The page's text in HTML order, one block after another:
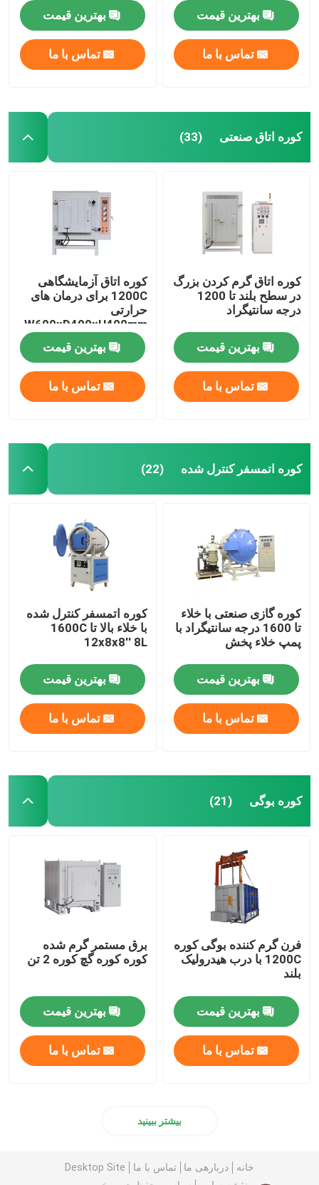
بهترین قیمت
تماس با ما
بهترین قیمت
تماس با ما
کوره اتاق صنعتی (33)
کوره اتاق گرم کردن بزرگ
در سطح بلند تا 1200
درجه سانتیگراد
بهترین قیمت
تماس با ما
کوره اتاق آزمایشگاهی
1200C برای درمان های
حرارتی
W600xD400xH400mm
بهترین قیمت
تماس با ما
کوره اتمسفر کنترل شده (22)
کوره گازی صنعتی با خلاء
تا 1600 درجه سانتیگراد با
پمپ خلاء پخش
بهترین قیمت
تماس با ما
کوره اتمسفر کنترل شده
با خلاء بالا تا 1600C
12x8x8′′ 8L
بهترین قیمت
تماس با ما
کوره بوگی (21)
فرن گرم کننده بوگی کوره
1200C با درب هیدرولیک
بلند
بهترین قیمت
تماس با ما
برق مستمر گرم شده
کوره کوره گچ کوره 2 تن
بهترین قیمت
تماس با ما
بیشتر ببینید
خانه دربارهی ما تماس با ما
Desktop Site